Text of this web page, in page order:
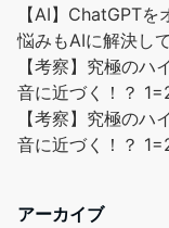
【AI】ChatGPT
悩みもAIに解決し
【考察】究極の
音に近づく！？
【考察】究極の
音に近づく！？
アーカイブ